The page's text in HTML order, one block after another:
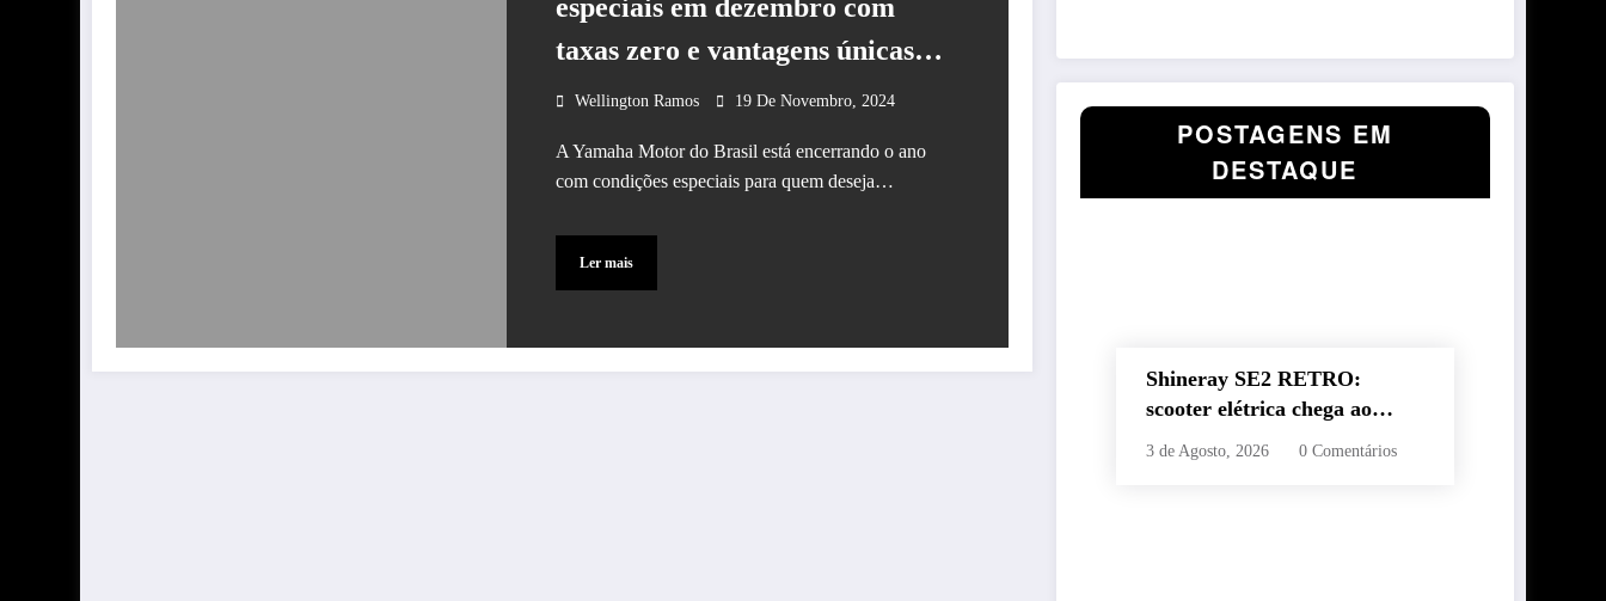
especiais em dezembro com
taxas zero e vantagens únicas
para Fluo ABS e TT-R 230
Wellington Ramos 19 De Novembro, 2024
A Yamaha Motor do Brasil está encerrando o ano
com condições especiais para quem deseja…
Ler mais
POSTAGENS EM
DESTAQUE
Shineray SE2 RETRO:
scooter elétrica chega ao
Brasil com autonomia de até
3 de Agosto, 2026 0 Comentários